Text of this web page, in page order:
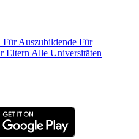
Für Auszubildende Für
Eltern Alle Universitäten